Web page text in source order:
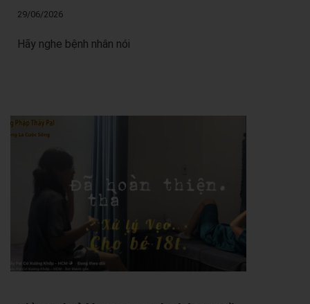
29/06/2026
Hãy nghe bệnh nhân nói